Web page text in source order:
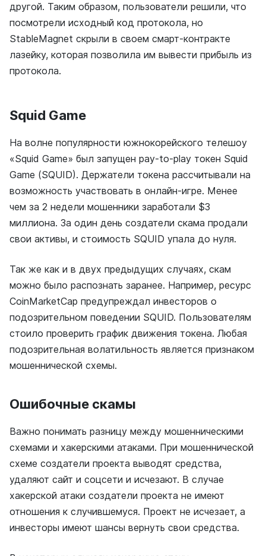
другой. Таким образом, пользователи решили, что
посмотрели исходный код протокола, но
StableMagnet скрыли в своем смарт-контракте
лазейку, которая позволила им вывести прибыль из
протокола.
Squid Game
На волне популярности южнокорейского телешоу
«Squid Game» был запущен pay-to-play токен Squid
Game (SQUID). Держатели токена рассчитывали на
возможность участвовать в онлайн-игре. Менее
чем за 2 недели мошенники заработали $3
миллиона. За один день создатели скама продали
свои активы, и стоимость SQUID упала до нуля.
Так же как и в двух предыдущих случаях, скам
можно было распознать заранее. Например, ресурс
CoinMarketCap предупреждал инвесторов о
подозрительном поведении SQUID. Пользователям
стоило проверить график движения токена. Любая
подозрительная волатильность является признаком
мошеннической схемы.
Ошибочные скамы
Важно понимать разницу между мошенническими
схемами и хакерскими атаками. При мошеннической
схеме создатели проекта выводят средства,
удаляют сайт и соцсети и исчезают. В случае
хакерской атаки создатели проекта не имеют
отношения к случившемуся. Проект не исчезает, а
инвесторы имеют шансы вернуть свои средства.